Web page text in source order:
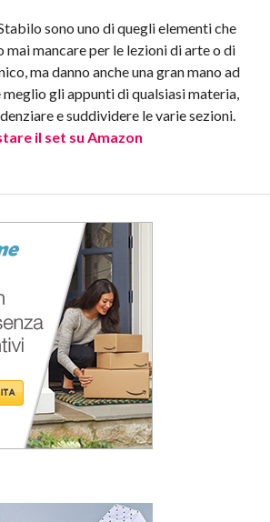
sono uno di quegli elementi che
mai mancare per le lezioni di arte o di
ma danno anche una gran mano ad
gli appunti di qualsiasi materia,
e suddividere le varie sezioni.
il set su Amazon